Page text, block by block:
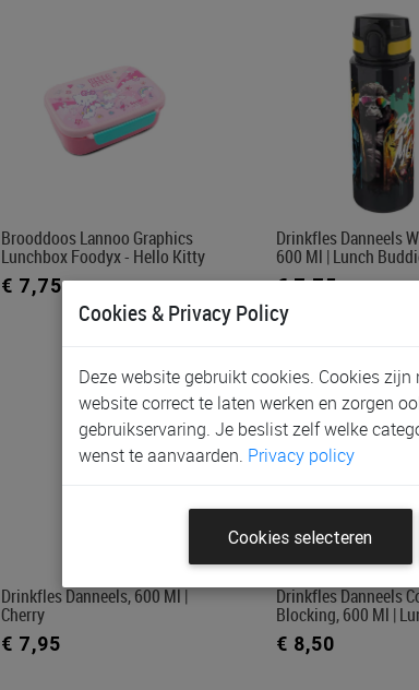
Brooddoos Lannoo Graphics
Lunchbox Foodyx - Hello Kitty
€ 7,75
Drinkfles Danneels
600 Ml | Lunch
€ 7,75
Drinkfles Danneels, 600 Ml |
Cherry
€ 7,95
Drinkfles Danneels
Blocking, 600 Ml |
€ 8,50
Cookies & Privacy Policy
Deze website gebruikt cookies. Cookies zijn
website correct te laten werken en zorgen
gebruikservaring. Je beslist zelf welke
wenst te aanvaarden. Privacy policy
Cookies selecteren